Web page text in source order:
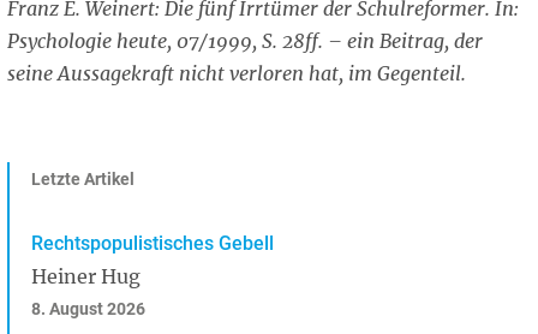
Franz E. Weinert: Die fünf Irrtümer der Schulreformer. In:
Psychologie heute, 07/1999, S. 28ff. – ein Beitrag, der
seine Aussagekraft nicht verloren hat, im Gegenteil.
Letzte Artikel
Rechtspopulistisches Gebell
Heiner Hug
8. August 2026